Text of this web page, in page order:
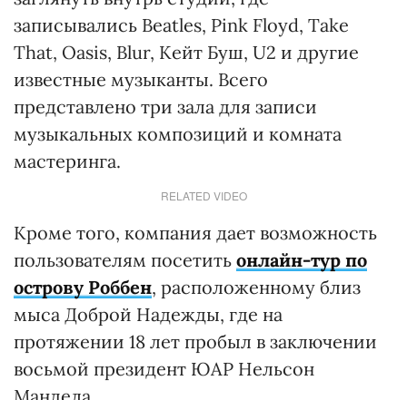
записывались Beatles, Pink Floyd, Take
That, Oasis, Blur, Кейт Буш, U2 и другие
известные музыканты. Всего
представлено три зала для записи
музыкальных композиций и комната
мастеринга.
RELATED VIDEO
Кроме того, компания дает возможность
пользователям посетить онлайн-тур по
острову Роббен, расположенному близ
мыса Доброй Надежды, где на
протяжении 18 лет пробыл в заключении
восьмой президент ЮАР Нельсон
Мандела.